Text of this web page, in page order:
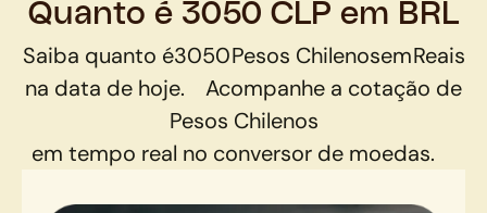
Quanto é 3050 CLP em BRL
Saiba quanto é3050Pesos ChilenosemReais
na data de hoje.
Acompanhe a cotação de
Pesos Chilenos
em tempo real no conversor de moedas.